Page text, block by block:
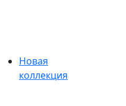
Новая
коллекция